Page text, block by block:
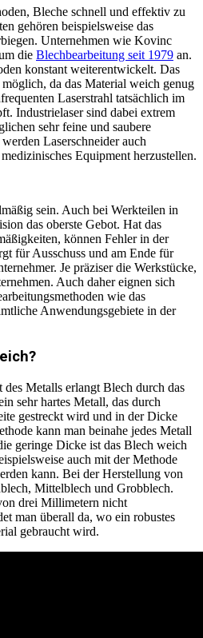
Bleche schnell und effektiv zu
gehören beispielsweise das
Unternehmen wie Kovinc
die Blechbearbeitung seit 1979 an.
konstant weiterentwickelt. Das
da das Material weich genug
Laserstrahl tatsächlich im
Industrielaser sind dabei extrem
sehr feine und saubere
Laserschneider auch
Equipment herzustellen.
sein. Auch bei Werkteilen in
das oberste Gebot. Hat das
können Fehler in der
für Ausschuss und am Ende für
Je präziser die Werkstücke,
Auch daher eignen sich
wie das
Anwendungsgebiete in der
Metalls erlangt Blech durch das
sehr hartes Metall, das durch
gestreckt wird und in der Dicke
kann man beinahe jedes Metall
geringe Dicke ist das Blech weich
auch mit der Methode
kann. Bei der Herstellung von
Mittelblech und Grobblech.
drei Millimetern nicht
man überall da, wo ein robustes
gebraucht wird.